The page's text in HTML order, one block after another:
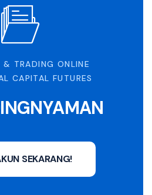
& TRADING ONLINE
CAPITAL FUTURES
SEKARANG!